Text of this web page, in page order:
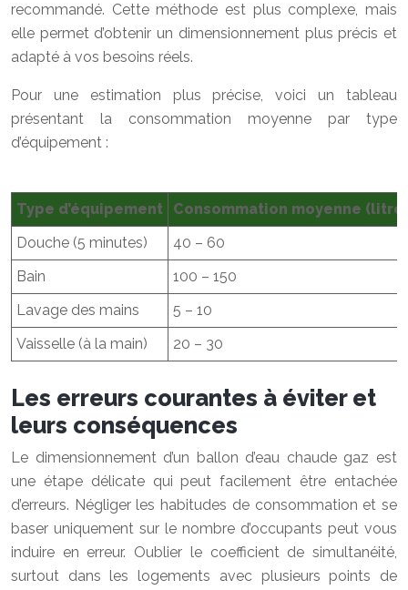
recommandé. Cette méthode est plus complexe, mais
elle permet d’obtenir un dimensionnement plus précis et
adapté à vos besoins réels.
Pour une estimation plus précise, voici un tableau
présentant la consommation moyenne par type
d’équipement :
Type d’équipement
Consommation moyenne
Douche (5 minutes)
40 – 60
Bain
100 – 150
Lavage des mains
5 – 10
Vaisselle (à la main)
20 – 30
Les erreurs courantes à éviter et
leurs conséquences
Le dimensionnement d’un ballon d’eau chaude gaz est
une étape délicate qui peut facilement être entachée
d’erreurs. Négliger les habitudes de consommation et se
baser uniquement sur le nombre d’occupants peut vous
induire en erreur. Oublier le coefficient de simultanéité,
surtout dans les logements avec plusieurs points de